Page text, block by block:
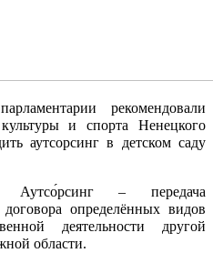
рекомендовали
и спорта Ненецкого
аутсорсинг в детском саду
Аутсо́рсинг – передача
определённых видов
деятельности другой
области.